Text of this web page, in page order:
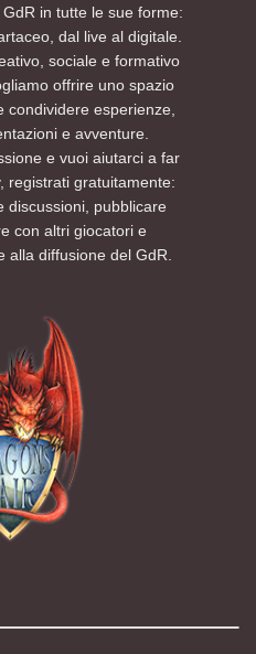
in tutte le sue forme:
dal live al digitale.
sociale e formativo
offrire uno spazio
esperienze,
e avventure.
e vuoi aiutarci a far
registrati gratuitamente:
discussioni, pubblicare
con altri giocatori e
alla diffusione del GdR.